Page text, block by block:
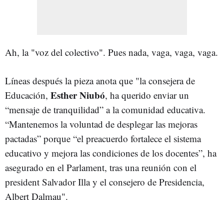
Ah, la "voz del colectivo". Pues nada, vaga, vaga, vaga.
Líneas después la pieza anota que "la consejera de
Educación, Esther Niubó, ha querido enviar un
“mensaje de tranquilidad” a la comunidad educativa.
“Mantenemos la voluntad de desplegar las mejoras
pactadas” porque “el preacuerdo fortalece el sistema
educativo y mejora las condiciones de los docentes”, ha
asegurado en el Parlament, tras una reunión con el
president Salvador Illa y el consejero de Presidencia,
Albert Dalmau".